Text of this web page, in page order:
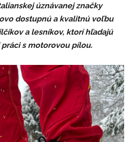
úznávanej značky
dostupnú a kvalitnú voľbu
a lesníkov, ktorí hľadajú
s motorovou pílou.